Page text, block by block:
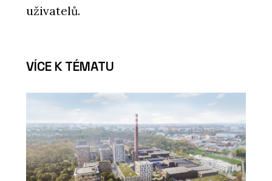
uživatelů.
VÍCE K TÉMATU